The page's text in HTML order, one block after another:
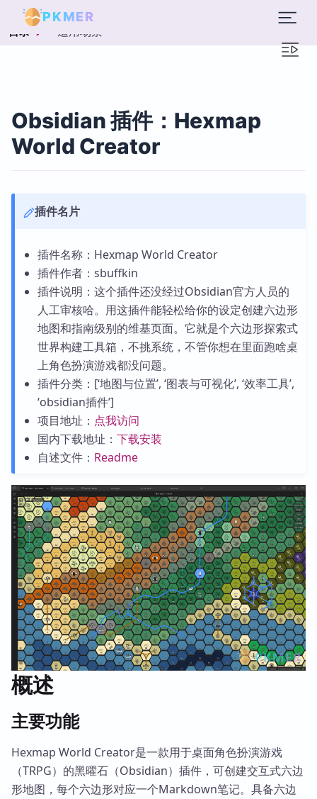
PKMER
目录 适用场景
Obsidian 插件：Hexmap
World Creator
插件名片
插件名称：Hexmap World Creator
插件作者：sbuffkin
插件说明：这个插件还没经过Obsidian官方人员的
人工审核哈。用这插件能轻松给你的设定创建六边形
地图和指南级别的维基页面。它就是个六边形探索式
世界构建工具箱，不挑系统，不管你想在里面跑啥桌
上角色扮演游戏都没问题。
插件分类：[‘地图与位置’, ‘图表与可视化’, ‘效率工具’,
‘obsidian插件’]
项目地址： 点我访问
国内下载地址： 下载安装
自述文件： Readme
概述
主要功能
Hexmap World Creator是一款用于桌面角色扮演游戏
（TRPG）的黑曜石（Obsidian）插件，可创建交互式六边
形地图，每个六边形对应一个Markdown笔记。具备六边